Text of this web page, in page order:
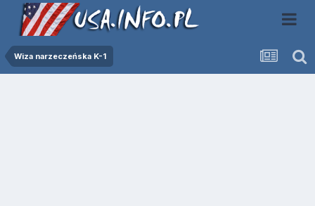
Wiza narzeczeńska K-1